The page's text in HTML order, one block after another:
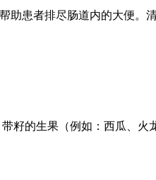
助患者排尽肠道内的大便。
籽的生果（例如：西瓜、火